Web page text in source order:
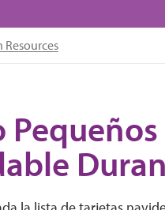
Resources